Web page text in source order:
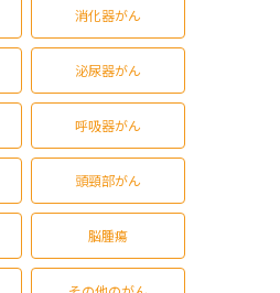
消化器がん
泌尿器がん
呼吸器がん
頭頸部がん
脳腫瘍